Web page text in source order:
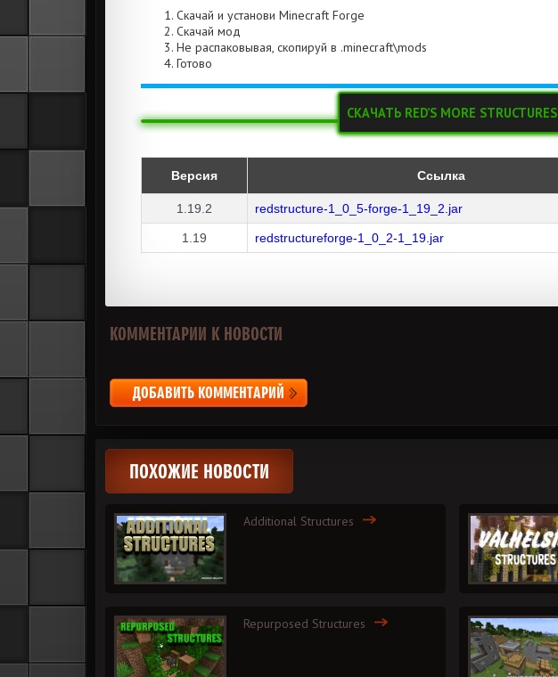
Скачай и установи Minecraft Forge
Скачай мод
Не распаковывая, скопируй в .minecraft\mods
Готово
СКАЧАТЬ RED’S MORE STRUCTURES
Версия Ссылка
1.19.2 redstructure-1_0_5-forge-1_19_2.jar
1.19 redstructureforge-1_0_2-1_19.jar
КОММЕНТАРИИ К НОВОСТИ
ДОБАВИТЬ КОММЕНТАРИЙ
ПОХОЖИЕ НОВОСТИ
Additional Structures
Repurposed Structures